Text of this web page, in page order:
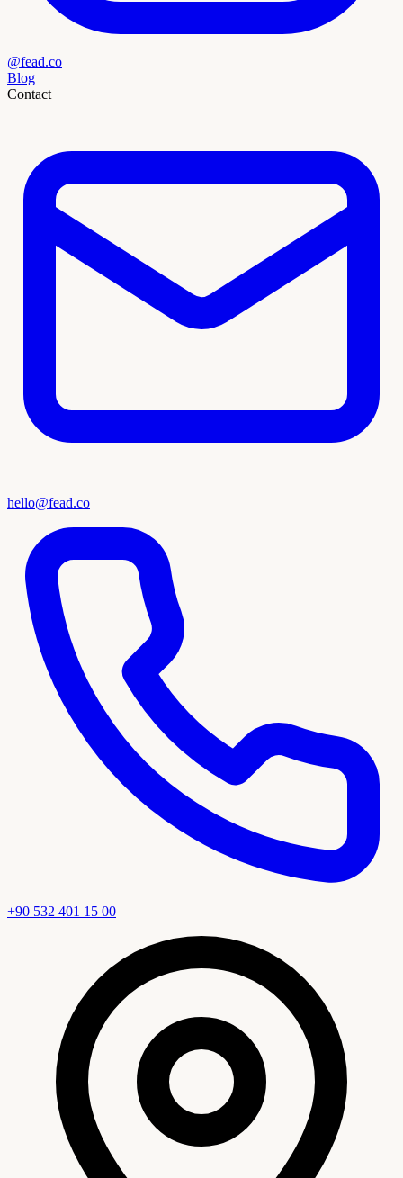
@fead.co
Blog
Contact
hello@fead.co
+90 532 401 15 00